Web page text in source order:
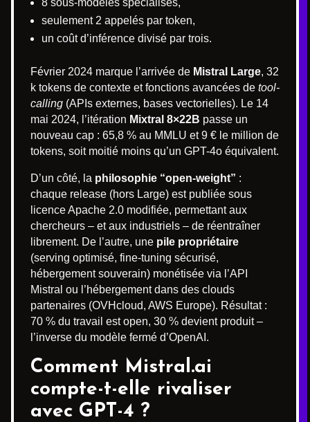
8 sous-modèles spécialisés,
seulement 2 appelés par token,
un coût d’inférence divisé par trois.
Février 2024 marque l’arrivée de Mistral Large, 32
k tokens de contexte et fonctions avancées de tool-
calling (APIs externes, bases vectorielles). Le 14
mai 2024, l’itération Mixtral 8×22B passe un
nouveau cap : 65,8 % au MMLU et 9 € le million de
tokens, soit moitié moins qu’un GPT-4o équivalent.
D’un côté, la philosophie “open-weight” :
chaque release (hors Large) est publiée sous
licence Apache 2.0 modifiée, permettant aux
chercheurs – et aux industriels – de réentraîner
librement. De l’autre, une pile propriétaire
(serving optimisé, fine-tuning sécurisé,
hébergement souverain) monétisée via l’API
Mistral ou l’hébergement dans des clouds
partenaires (OVHcloud, AWS Europe). Résultat :
70 % du travail est open, 30 % devient produit –
l’inverse du modèle fermé d’OpenAI.
Comment Mistral.ai
compte-t-elle rivaliser
avec GPT-4 ?